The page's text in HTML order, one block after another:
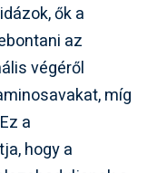
ők a
az
végéről
míg
a
hogy a